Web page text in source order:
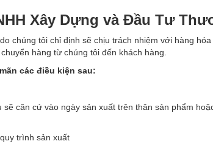
Xây Dựng và Đầu Tư
chúng tôi chỉ định sẽ chịu trách nhiệm với hàng
hàng từ chúng tôi đến khách hàng.
các điều kiện sau:
căn cứ vào ngày sản xuất trên thân sản phẩm
trình sản xuất